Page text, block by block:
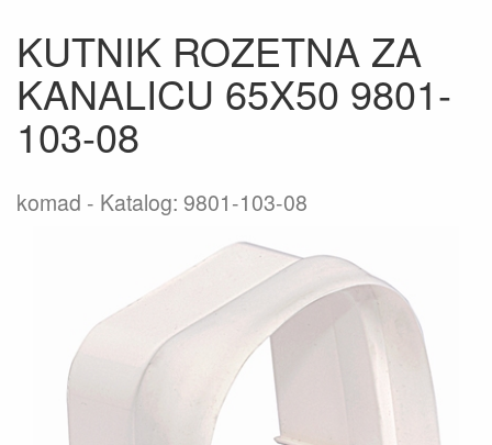
KUTNIK ROZETNA ZA
KANALICU 65X50 9801-
103-08
komad Katalog: 9801-103-08